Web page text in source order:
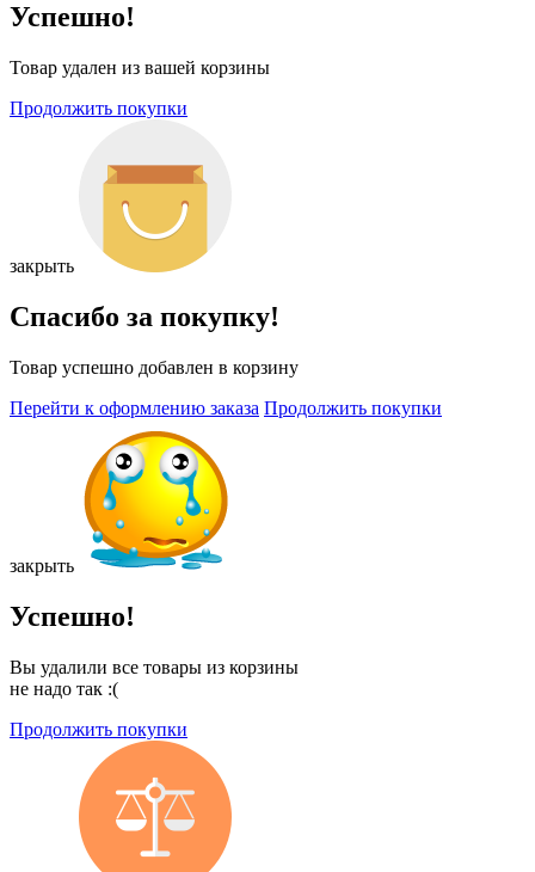
Успешно!
Товар удален из вашей корзины
Продолжить покупки
закрыть
Спасибо за покупку!
Товар успешно добавлен в корзину
Перейти к оформлению заказа Продолжить покупки
закрыть
Успешно!
Вы удалили все товары из корзины
не надо так :(
Продолжить покупки